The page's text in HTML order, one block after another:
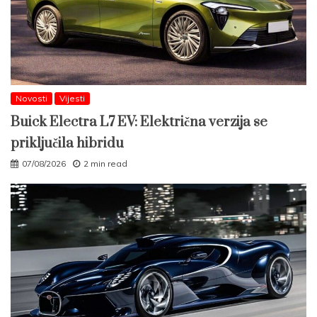
Novosti Vijesti
Buick Electra L7 EV: Električna verzija se
priključila hibridu
07/08/2026 2 min read